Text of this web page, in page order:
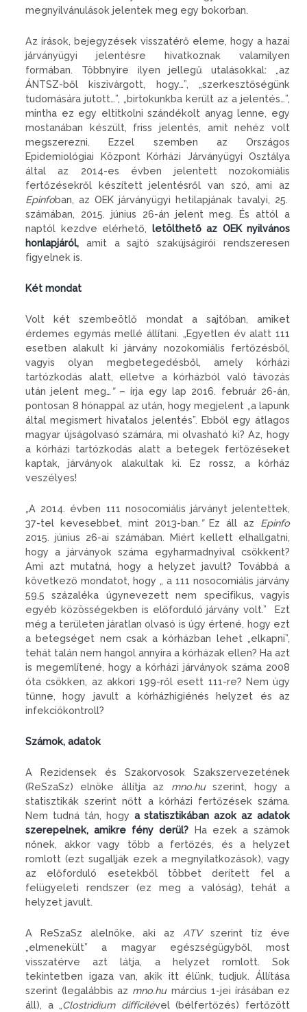
megnyilvánulások jelentek meg egy bokorban.
Az írások, bejegyzések visszatérő eleme, hogy a hazai
járványügyi jelentésre hivatkoznak valamilyen
formában. Többnyire ilyen jellegű utalásokkal: „az
ÁNTSZ-ből kiszivárgott, hogy…”, „szerkesztőségünk
tudomására jutott…”, „birtokunkba került az a jelentés…”,
mintha ez egy eltitkolni szándékolt anyag lenne, egy
mostanában készült, friss jelentés, amit nehéz volt
megszerezni. Ezzel szemben az Országos
Epidemiológiai Központ Kórházi Járványügyi Osztálya
által az 2014-es évben jelentett nozokomiális
fertőzésekről készített jelentésről van szó, ami az
Epinfoban, az OEK járványügyi hetilapjának tavalyi, 25.
számában, 2015. június 26-án jelent meg. És attól a
naptól kezdve elérhető, letölthető az OEK nyilvános
honlapjáról, amit a sajtó szakújságírói rendszeresen
figyelnek is.
Két mondat
Volt két szembeötlő mondat a sajtóban, amiket
érdemes egymás mellé állítani. „Egyetlen év alatt 111
esetben alakult ki járvány nozokomiális fertőzésből,
vagyis olyan megbetegedésből, amely kórházi
tartózkodás alatt, elletve a kórházból való távozás
után jelent meg… ”– írja egy lap 2016. február 26-án,
pontosan 8 hónappal az után, hogy megjelent „a lapunk
által megismert hivatalos jelentés”. Ebből egy átlagos
magyar újságolvasó számára, mi olvasható ki? Az, hogy
a kórházi tartózkodás alatt a betegek fertőzéseket
kaptak, járványok alakultak ki. Ez rossz, a kórház
veszélyes!
„A 2014. évben 111 nosocomiális járványt jelentettek,
37-tel kevesebbet, mint 2013-ban. ”Ez áll az Epinfo
2015. június 26-ai számában. Miért kellett elhallgatni,
hogy a járványok száma egyharmadnyival csökkent?
Ami azt mutatná, hogy a helyzet javult? Továbbá a
következő mondatot, hogy „ a 111 nosocomiális járvány
59,5 százaléka úgynevezett nem specifikus, vagyis
egyéb közösségekben is előforduló járvány volt.” Ezt
még a területen járatlan olvasó is úgy értené, hogy ezt
a betegséget nem csak a kórházban lehet „elkapni”,
tehát talán nem hangol annyira a kórházak ellen? Ha azt
is megemlítené, hogy a kórházi járványok száma 2008
óta csökken, az akkori 199-ről esett 111-re? Nem úgy
tűnne, hogy javult a kórházhigiénés helyzet és az
infekciókontroll?
Számok, adatok
A Rezidensek és Szakorvosok Szakszervezetének
(ReSzaSz) elnöke állítja az mno.huszerint, hogy a
statisztikák szerint nőtt a kórházi fertőzések száma.
Nem tudná tán, hogy a statisztikában azok az adatok
szerepelnek, amikre fény derül? Ha ezek a számok
nőnek, akkor vagy több a fertőzés, és a helyzet
romlott (ezt sugallják ezek a megnyilatkozások), vagy
az előforduló esetekből többet derített fel a
felügyeleti rendszer (ez meg a valóság), tehát a
helyzet javult.
A ReSzaSz alelnöke, aki az ATVszerint tíz éve
„elmenekült” a magyar egészségügyből, most
visszatérve azt látja, a helyzet romlott. Sok
tekintetben igaza van, akik itt élünk, tudjuk. Állítása
szerint (legalábbis az mno.humárcius 1-jei írásában ez
áll), a „Clostridium difficilével (bélfertőzés) fertőzött